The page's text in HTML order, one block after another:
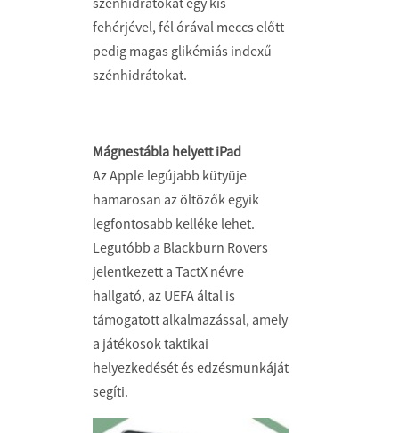
fehérjével, fél órával meccs előtt
pedig magas glikémiás indexű
szénhidrátokat.
Mágnestábla helyett iPad
Az Apple legújabb kütyüje
hamarosan az öltözők egyik
legfontosabb kelléke lehet.
Legutóbb a Blackburn Rovers
jelentkezett a TactX névre
hallgató, az UEFA által is
támogatott alkalmazással, amely
a játékosok taktikai
helyezkedését és edzésmunkáját
segíti.